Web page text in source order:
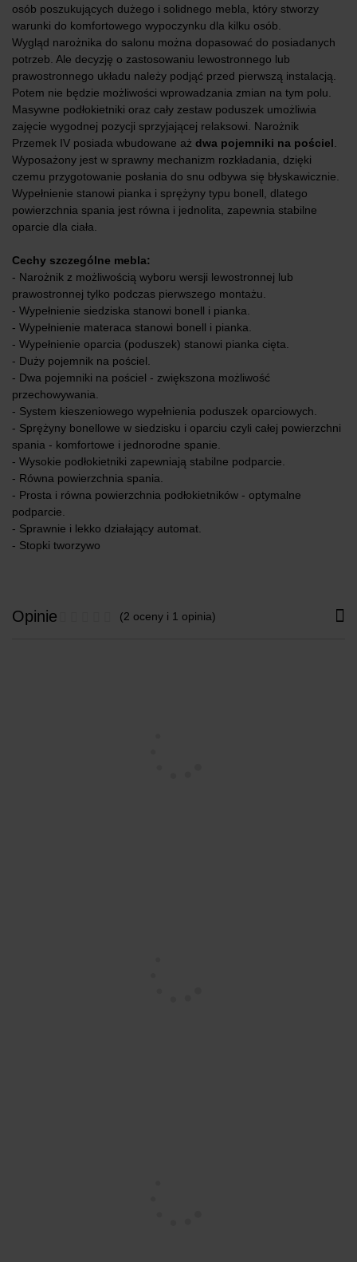
osób poszukujących dużego i solidnego mebla, który stworzy
warunki do komfortowego wypoczynku dla kilku osób.
Wygląd narożnika do salonu można dopasować do posiadanych
potrzeb. Ale decyzję o zastosowaniu lewostronnego lub
prawostronnego układu należy podjąć przed pierwszą instalacją.
Potem nie będzie możliwości wprowadzania zmian na tym polu.
Masywne podłokietniki oraz cały zestaw poduszek umożliwia
zajęcie wygodnej pozycji sprzyjającej relaksowi. Narożnik
Przemek IV posiada wbudowane aż dwa pojemniki na pościel
Wyposażony jest w sprawny mechanizm rozkładania, dzięki
czemu przygotowanie posłania do snu odbywa się błyskawicznie.
Wypełnienie stanowi pianka i sprężyny typu bonell, dlatego
powierzchnia spania jest równa i jednolita, zapewnia stabilne
oparcie dla ciała.
Cechy szczególne mebla:
- Narożnik z możliwością wyboru wersji lewostronnej lub
prawostronnej tylko podczas pierwszego montażu.
- Wypełnienie siedziska stanowi bonell i pianka.
- Wypełnienie materaca stanowi bonell i pianka.
- Wypełnienie oparcia (poduszek) stanowi pianka cięta.
- Duży pojemnik na pościel.
- Dwa pojemniki na pościel - zwiększona możliwość
przechowywania.
- System kieszeniowego wypełnienia poduszek oparciowych.
- Sprężyny bonellowe w siedzisku i oparciu czyli całej powierzchni
spania - komfortowe i jednorodne spanie.
- Wysokie podłokietniki zapewniają stabilne podparcie.
- Równa powierzchnia spania.
- Prosta i równa powierzchnia podłokietników - optymalne
podparcie.
- Sprawnie i lekko działający automat.
- Stopki tworzywo
Opinie (2 oceny i 1 opinia)